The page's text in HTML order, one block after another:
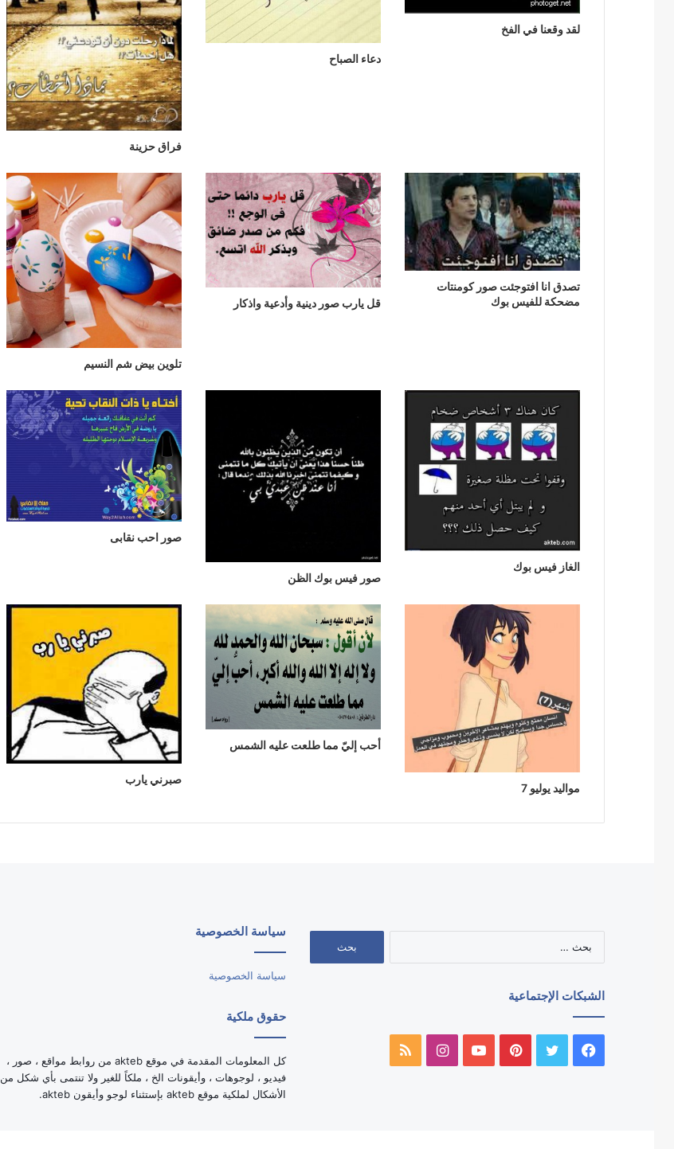
لقد وقعنا في الفخ
دعاء الصباح
فراق حزينة
تصدق انا افتوجئت صور كومنتات
مضحكة للفيس بوك
قل يارب صور دينية وأدعية واذكار
تلوين بيض شم النسيم
الغاز فيس بوك
صور فيس بوك الظن
صور احب نقابى
مواليد يوليو 7
أحب إليّ مما طلعت عليه الشمس
صبرني يارب
الشبكات الإجتماعية
فيسبوك تويتر بينتيريستيوتيوبانستقرامملخص
سياسة الخصوصية
سياسة الخصوصية
حقوق ملكية
كل المعلومات المقدمة في موقع akteb من روابط مواقع ، صور ،
فيديو ، لوجوهات ، وأيقونات الخ ، ملكاً للغير ولا تنتمى بأي شكل من
الأشكال لملكية موقع akteb بإستثناء لوجو وأيقون akteb.